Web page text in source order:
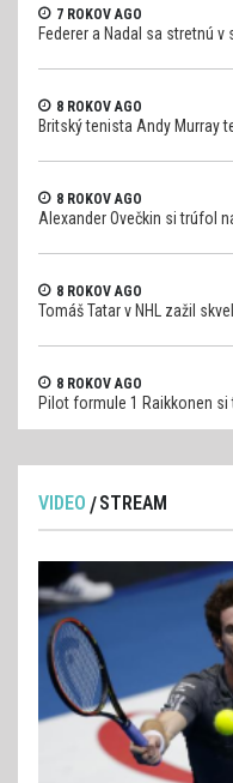
7 ROKOV AGO
Federer a Nadal sa stretnú v
8 ROKOV AGO
Britský tenista Andy Murray
8 ROKOV AGO
Alexander Ovečkin si trúfol
8 ROKOV AGO
Tomáš Tatar v NHL zažil
8 ROKOV AGO
Pilot formule 1 Raikkonen si
VIDEO STREAM